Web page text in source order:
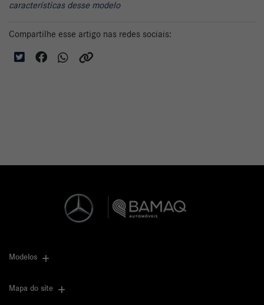
características desse modelo
Compartilhe esse artigo nas redes sociais:
Modelos
Mapa do site